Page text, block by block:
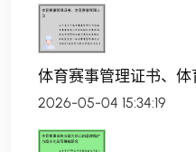
体育赛事管理证书、体
2026-05-04 15:34:19